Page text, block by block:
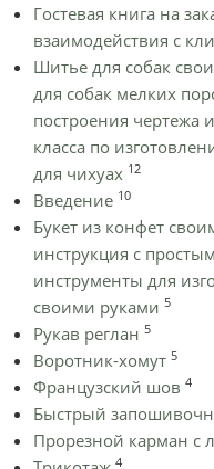
Гостевая книга на
взаимодействия с
Шитье для собак
для собак мелких
построения чертежа
класса по
для чихуах 12
Введение 10
Букет из конфет
инструкция с
инструменты для
своими руками 5
Рукав реглан 5
Воротник-хомут 5
Французский шов 4
Быстрый
Прорезной карман с
4